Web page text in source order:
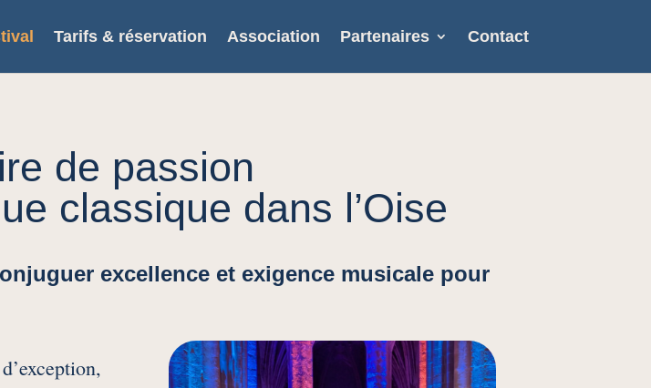
Tarifs & réservation Association Partenaires Contact
de passion
classique dans l’Oise
excellence et exigence musicale pour